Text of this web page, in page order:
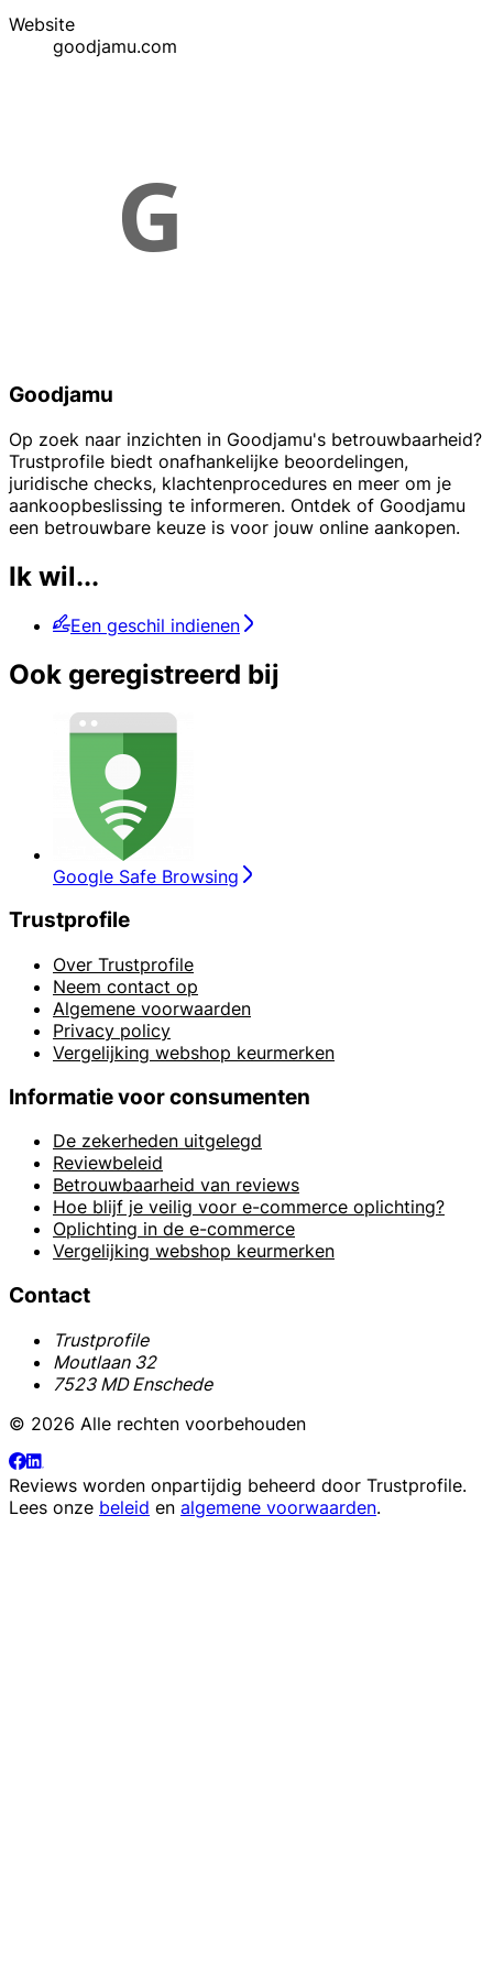
Website
goodjamu.com
Goodjamu
Op zoek naar inzichten in Goodjamu's betrouwbaarheid?
Trustprofile biedt onafhankelijke beoordelingen,
juridische checks, klachtenprocedures en meer om je
aankoopbeslissing te informeren. Ontdek of Goodjamu
een betrouwbare keuze is voor jouw online aankopen.
Ik wil...
Een geschil indienen
Ook geregistreerd bij
Google Safe Browsing
Trustprofile
Over Trustprofile
Neem contact op
Algemene voorwaarden
Privacy policy
Vergelijking webshop keurmerken
Informatie voor consumenten
De zekerheden uitgelegd
Reviewbeleid
Betrouwbaarheid van reviews
Hoe blijf je veilig voor e-commerce oplichting?
Oplichting in de e-commerce
Vergelijking webshop keurmerken
Contact
Trustprofile
Moutlaan 32
7523 MD Enschede
© 2026 Alle rechten voorbehouden
Reviews worden onpartijdig beheerd door Trustprofile.
Lees onze beleid en algemene voorwaarden.